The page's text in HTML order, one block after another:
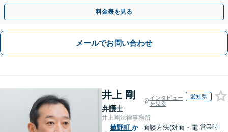
や契約書作成・交渉はお任せください【初回無料】
料金表を見る
メールでお問い合わせ
井上 剛
弁護士
インタビュー
を見る
愛知県
井上剛法律事務所
菰野町 か 面談方法(対面・電 営業時